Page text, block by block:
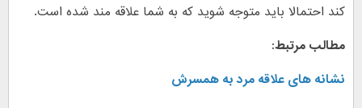
کند احتمالا باید متوجه شوید که به شما علاقه مند شده است.
مطالب مرتبط:
نشانه های علاقه مرد به همسرش